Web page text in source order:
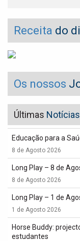
Receita do
Os nossos
Últimas Notícias
Educação para a
8 de Agosto 2026
Long Play – 8 de
8 de Agosto 2026
Long Play – 1 de
1 de Agosto 2026
Horse Buddy:
estudantes